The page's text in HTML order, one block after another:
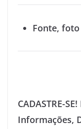
Fonte,
CADASTRE-
Informações,